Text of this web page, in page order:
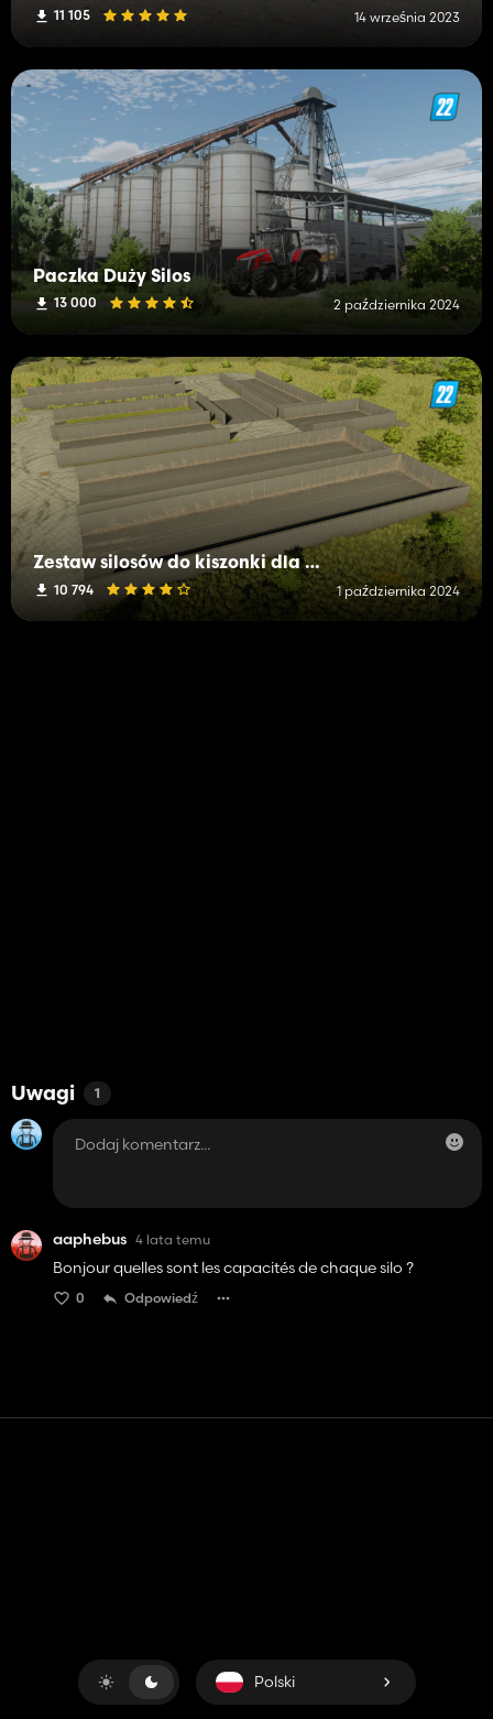
11 105 14 września 2023
Paczka Duży Silos
13 000 2 października 2024
Zestaw silosów do kiszonki dla małych i średnich firm
10 794 1 października 2024
Uwagi 1
aaphebus 4 lata temu
Bonjour quelles sont les capacités de chaque silo ?
0 Odpowiedź
Polski